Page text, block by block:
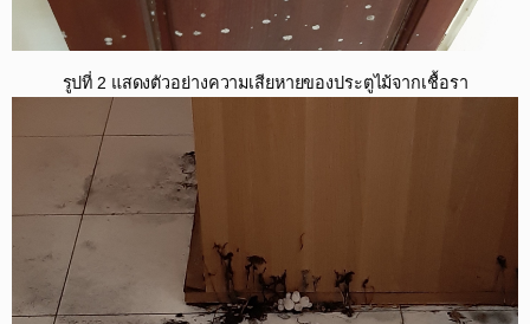
รูปที่ 2 แสดงตัวอย่างความเสียหายของประตูไม้จากเชื้อรา​